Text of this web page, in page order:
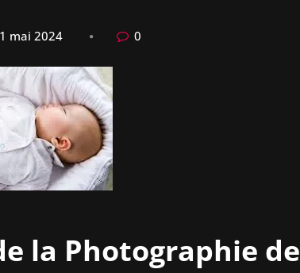
mai 2024 0
la Photographie de